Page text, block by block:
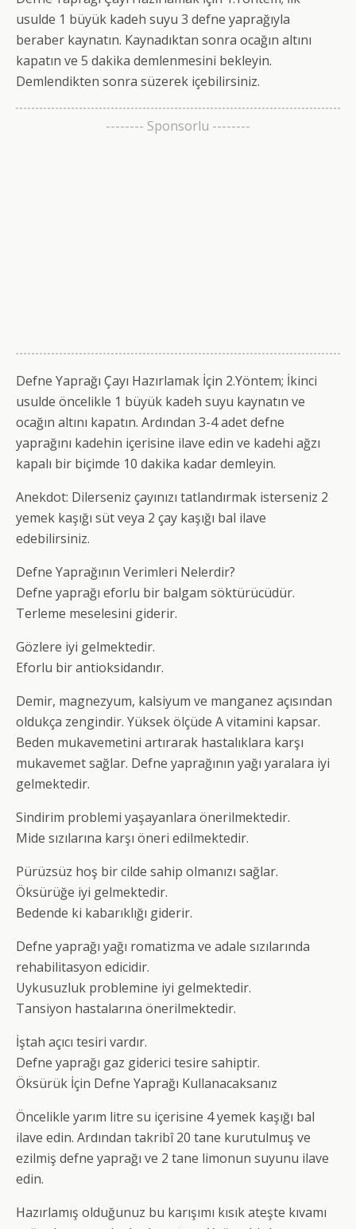
usulde 1 büyük kadeh suyu 3 defne yaprağıyla
beraber kaynatın. Kaynadıktan sonra ocağın altını
kapatın ve 5 dakika demlenmesini bekleyin.
Demlendikten sonra süzerek içebilirsiniz.
-------- Sponsorlu --------
Defne Yaprağı Çayı Hazırlamak İçin 2.Yöntem; İkinci
usulde öncelikle 1 büyük kadeh suyu kaynatın ve
ocağın altını kapatın. Ardından 3-4 adet defne
yaprağını kadehin içerisine ilave edin ve kadehi ağzı
kapalı bir biçimde 10 dakika kadar demleyin.
Anekdot: Dilerseniz çayınızı tatlandırmak isterseniz 2
yemek kaşığı süt veya 2 çay kaşığı bal ilave
edebilirsiniz.
Defne Yaprağının Verimleri Nelerdir?
Defne yaprağı eforlu bir balgam söktürücüdür.
Terleme meselesini giderir.
Gözlere iyi gelmektedir.
Eforlu bir antioksidandır.
Demir, magnezyum, kalsiyum ve manganez açısından
oldukça zengindir. Yüksek ölçüde A vitamini kapsar.
Beden mukavemetini artırarak hastalıklara karşı
mukavemet sağlar. Defne yaprağının yağı yaralara iyi
gelmektedir.
Sindirim problemi yaşayanlara önerilmektedir.
Mide sızılarına karşı öneri edilmektedir.
Pürüzsüz hoş bir cilde sahip olmanızı sağlar.
Öksürüğe iyi gelmektedir.
Bedende ki kabarıklığı giderir.
Defne yaprağı yağı romatizma ve adale sızılarında
rehabilitasyon edicidir.
Uykusuzluk problemine iyi gelmektedir.
Tansiyon hastalarına önerilmektedir.
İştah açıcı tesiri vardır.
Defne yaprağı gaz giderici tesire sahiptir.
Öksürük İçin Defne Yaprağı Kullanacaksanız
Öncelikle yarım litre su içerisine 4 yemek kaşığı bal
ilave edin. Ardından takribî 20 tane kurutulmuş ve
ezilmiş defne yaprağı ve 2 tane limonun suyunu ilave
edin.
Hazırlamış olduğunuz bu karışımı kısık ateşte kıvamı